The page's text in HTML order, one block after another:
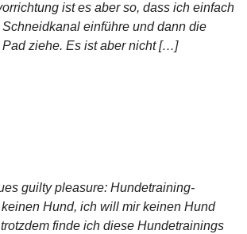
ist es aber so, dass ich einfach
einführe und dann die
ziehe. Es ist aber nicht […]
guilty pleasure: Hundetraining-
Hund, ich will mir keinen Hund
finde ich diese Hundetrainings